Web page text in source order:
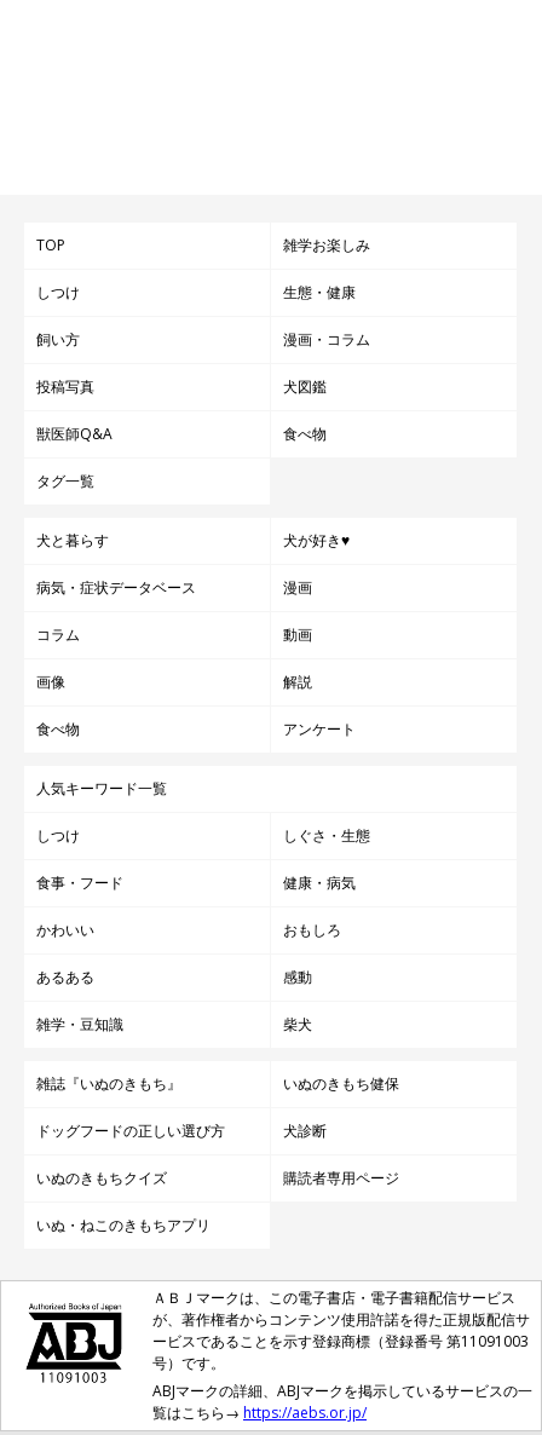
TOP 雑学お楽しみ
しつけ 生態・健康
飼い方 漫画・コラム
投稿写真 犬図鑑
獣医師Q&A 食べ物
タグ一覧
犬と暮らす 犬が好き♥
病気・症状データベース 漫画
コラム 動画
画像 解説
食べ物 アンケート
人気キーワード一覧
しつけ しぐさ・生態
食事・フード 健康・病気
かわいい おもしろ
あるある 感動
雑学・豆知識 柴犬
雑誌『いぬのきもち』 いぬのきもち健保
ドッグフードの正しい選び方 犬診断
いぬのきもちクイズ 購読者専用ページ
いぬ・ねこのきもちアプリ
ＡＢＪマークは、この電子書店・電子書籍配信サービス
が、著作権者からコンテンツ使用許諾を得た正規版配信サ
ービスであることを示す登録商標（登録番号 第11091003
号）です。
ABJマークの詳細、ABJマークを掲示しているサービスの一
覧はこちら→ https://aebs.or.jp/